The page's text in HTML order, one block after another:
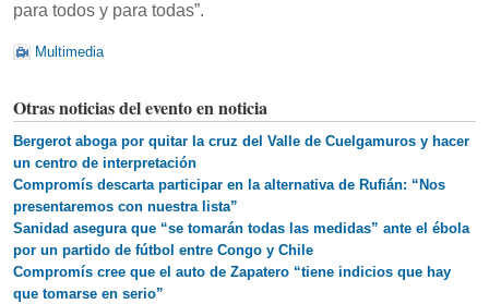
para todos y para todas”.
Multimedia
Otras noticias del evento en noticia
Bergerot aboga por quitar la cruz del Valle de Cuelgamuros y hacer
un centro de interpretación
Compromís descarta participar en la alternativa de Rufián: “Nos
presentaremos con nuestra lista”
Sanidad asegura que “se tomarán todas las medidas” ante el ébola
por un partido de fútbol entre Congo y Chile
Compromís cree que el auto de Zapatero “tiene indicios que hay
que tomarse en serio”